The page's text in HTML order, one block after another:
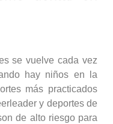
se vuelve cada vez
hay niños en la
más practicados
y deportes de
de alto riesgo para